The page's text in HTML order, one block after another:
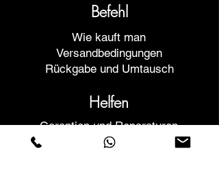
Befehl
Wie kauft man
Versandbedingungen
Rückgabe und Umtausch
Helfen
Garantien und Reparaturen
Planen Sie ein Meeting